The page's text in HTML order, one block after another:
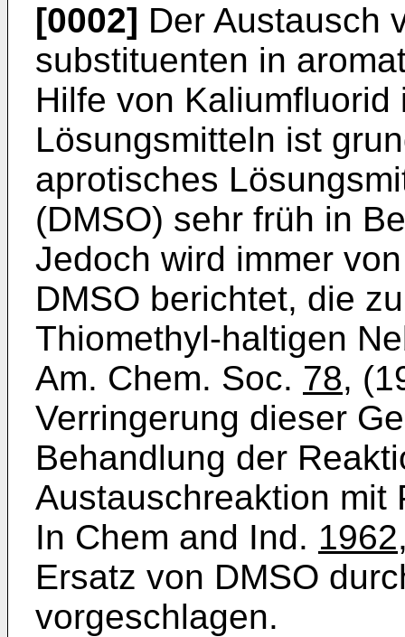
[0002] Der Austausch
substituenten in
Hilfe von Kaliumfluorid
Lösungsmitteln ist
aprotisches
(DMSO) sehr früh in
Jedoch wird immer
DMSO berichtet, die
Thiomethyl-haltigen
Am. Chem. Soc. 78,
Verringerung dieser
Be­handlung der
Austausch­reaktion mit
In Chem and Ind. 1962
Ersatz von DMSO
vorgeschlagen.